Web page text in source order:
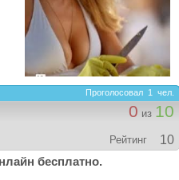
Проголосовал 1 чел.
0 из 10
Рейтинг
10
бесплатно.